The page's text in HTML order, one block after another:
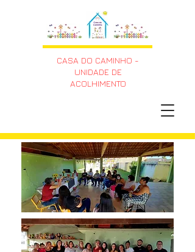
CASA DO CAMINHO -
UNIDADE DE
ACOLHIMENTO